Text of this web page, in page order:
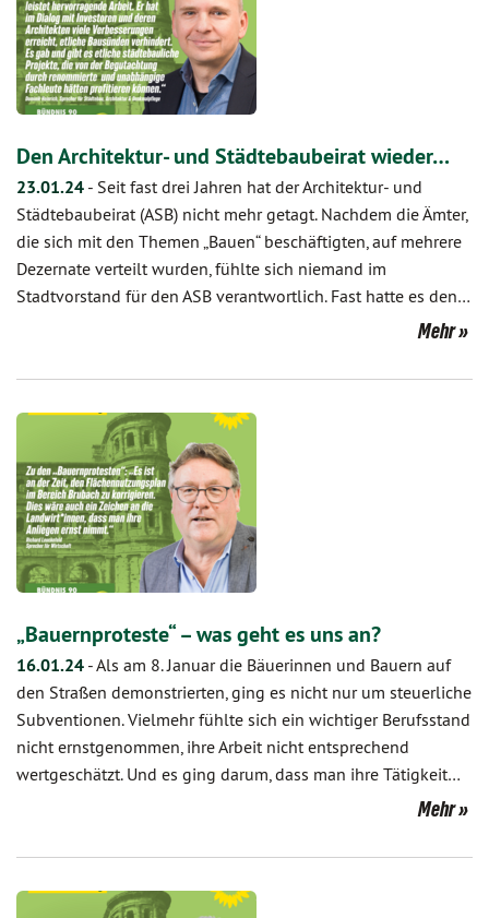
Den Architektur- und Städtebaubeirat wieder…
23.01.24 - Seit fast drei Jahren hat der Architektur- und
Städtebaubeirat (ASB) nicht mehr getagt. Nachdem die Ämter,
die sich mit den Themen „Bauen“ beschäftigten, auf mehrere
Dezernate verteilt wurden, fühlte sich niemand im
Stadtvorstand für den ASB verantwortlich. Fast hatte es den…
Mehr
„Bauernproteste“ – was geht es uns an?
16.01.24 -Als am 8. Januar die Bäuerinnen und Bauern auf
den Straßen demonstrierten, ging es nicht nur um steuerliche
Subventionen. Vielmehr fühlte sich ein wichtiger Berufsstand
nicht ernstgenommen, ihre Arbeit nicht entsprechend
wertgeschätzt. Und es ging darum, dass man ihre Tätigkeit…
Mehr